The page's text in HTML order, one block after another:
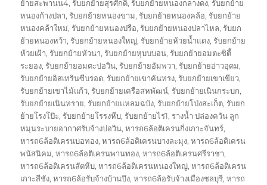
ย้ายสะพานน4,รับยกย้ายสุรศักดิ์,รับยกย้ายหนองกลางดง,รับยกย้าย
หนองก้างปลา,รับยกย้ายหนองขาม,รับยกย้ายหนองคล้อ,รับยกย้าย
หนองคล้าใหม่,รับยกย้ายหนองปรือ,รับยกย้ายหนองปลาไหล,รับยก
ย้ายหนองหว้า,รับยกย้ายหนองใหญ่,รับยกย้ายห้วยน้ำแดง,รับยกย้าย
ห้วยเฝ้า,รับยกย้ายหัวนา,รับยกย้ายหุบบบอน,รับยกย้ายอมตะซิตี้
ระยอง,รับยกย้ายอมตะบ่อวิน,รับยกย้ายอัมพวา,รับยกย้ายอ่าวอุดม,
รับยกย้ายอิสเทรินซีบรอด,รับยกย้ายเขาคันทรง,รับยกย้ายเขาเขียว,
รับยกย้ายเขาไม้แก้ว,รับยกย้ายเครือสหพัฒน์,รับยกย้ายเนินกระบก,
รับยกย้ายเนินทราย,รับยกย้ายแหลมฉบัง,รับยกย้ายโป่งสะเก็ต,รับยก
ย้ายโรงโป๊ะ,รับยกย้ายโรรงหีบ,รับยกย้ายไร่1,รางน้ำ ปล่องควัน ลูก
หมุนระบายอากาศรับจ้างบ่อวิน,หารถ6ล้อติเครนกิ่งเกาะจันทร์,
หารถ6ล้อติเครนบ่อทอง,หารถ6ล้อติเครนบางละมุง,หารถ6ล้อติเครน
พนัสนิคม,หารถ6ล้อติเครนพานทอง,หารถ6ล้อติเครนศรีราชา,
หารถ6ล้อติเครนสัตหีบ,หารถ6ล้อติเครนหนองใหญ่,หารถ6ล้อติเครน
เกาะสีชัง,หารถ6ล้อรับจ้างบ้านบึง,หารถ6ล้อรับจ้างเมืองชลบุรี,หารถ